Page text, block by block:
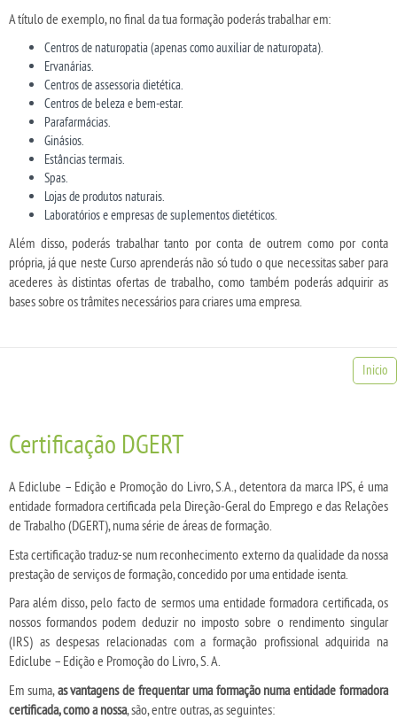
A título de exemplo, no final da tua formação poderás trabalhar em:
Centros de naturopatia (apenas como auxiliar de naturopata).
Ervanárias.
Centros de assessoria dietética.
Centros de beleza e bem-estar.
Parafarmácias.
Ginásios.
Estâncias termais.
Spas.
Lojas de produtos naturais.
Laboratórios e empresas de suplementos dietéticos.
Além disso, poderás trabalhar tanto por conta de outrem como por conta
própria, já que neste Curso aprenderás não só tudo o que necessitas saber para
acederes às distintas ofertas de trabalho, como também poderás adquirir as
bases sobre os trâmites necessários para criares uma empresa.
Inicio
Certificação DGERT
A Ediclube – Edição e Promoção do Livro, S.A., detentora da marca IPS, é uma
entidade formadora certificada pela Direção-Geral do Emprego e das Relações
de Trabalho (DGERT), numa série de áreas de formação.
Esta certificação traduz-se num reconhecimento externo da qualidade da nossa
prestação de serviços de formação, concedido por uma entidade isenta.
Para além disso, pelo facto de sermos uma entidade formadora certificada, os
nossos formandos podem deduzir no imposto sobre o rendimento singular
(IRS) as despesas relacionadas com a formação profissional adquirida na
Ediclube – Edição e Promoção do Livro, S. A.
Em suma,as vantagens de frequentar uma formação numa entidade formadora
certificada, como a nossa, são, entre outras, as seguintes: